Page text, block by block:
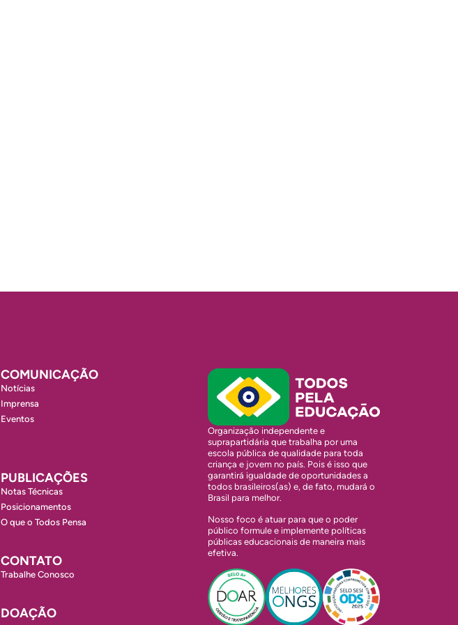
COMUNICAÇÃO
Notícias
Imprensa
Eventos
PUBLICAÇÕES
Notas Técnicas
Posicionamentos
O que o Todos Pensa
CONTATO
Trabalhe Conosco
DOAÇÃO
Organização independente e
suprapartidária que trabalha por uma
escola pública de qualidade para toda
criança e jovem no país. Pois é isso que
garantirá igualdade de oportunidades a
todos brasileiros(as) e, de fato, mudará o
Brasil para melhor.
Nosso foco é atuar para que o poder
público formule e implemente políticas
públicas educacionais de maneira mais
efetiva.